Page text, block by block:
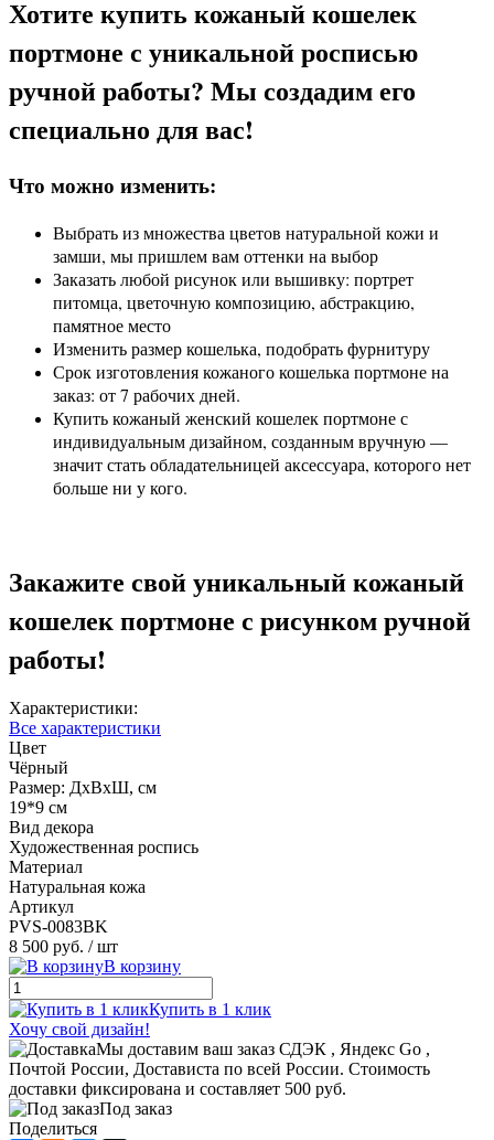
Хотите купить кожаный кошелек
портмоне с уникальной росписью
ручной работы? Мы создадим его
специально для вас!
Что можно изменить:
Выбрать из множества цветов натуральной кожи и
замши, мы пришлем вам оттенки на выбор
Заказать любой рисунок или вышивку: портрет
питомца, цветочную композицию, абстракцию,
памятное место
Изменить размер кошелька, подобрать фурнитуру
Срок изготовления кожаного кошелька портмоне на
заказ: от 7 рабочих дней.
Купить кожаный женский кошелек портмоне с
индивидуальным дизайном, созданным вручную —
значит стать обладательницей аксессуара, которого нет
больше ни у кого.
Закажите свой уникальный кожаный
кошелек портмоне с рисунком ручной
работы!
Характеристики:
Все характеристики
Цвет
Чёрный
Размер: ДхВхШ, см
19*9 см
Вид декора
Художественная роспись
Материал
Натуральная кожа
Артикул
PVS-0083BK
8 500 руб. / шт
В корзину
Купить в 1 клик
Хочу свой дизайн!
Мы доставим ваш заказ СДЭК , Яндекс Go ,
Почтой России, Достависта по всей России. Стоимость
доставки фиксирована и составляет 500 руб.
Под заказ
Поделиться